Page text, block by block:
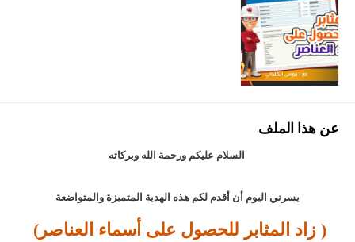
عن هذا الملف
السلام عليكم ورحمة الله وبركاته
يسرني اليوم أن أقدم لكم هذه الهدية المتميزة والمتواضعة
( زاد المثابر للحصول على أسماء العناصر)